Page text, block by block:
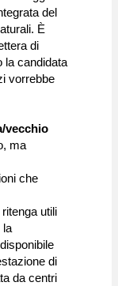
del
È
di
la candidata
vorrebbe
vecchio
ma
che
utili
la
di
da centri